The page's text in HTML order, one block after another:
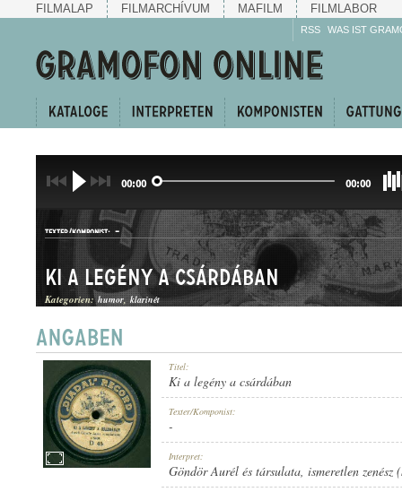
FILMALAP FILMARCHÍVUM MAFILM FILMLABOR
RSS WAS IST
00:00 00:00
TEXTER/KOMPONIST: -
HUMOROS JELENET
Ki a legény a csárdában
Kategorien: humor klarinét
Titel:
Ki a legény a csárdában
Texter/Komponist:
-
Interpret:
Göndör Aurél és társulata, ismeretlen zenész